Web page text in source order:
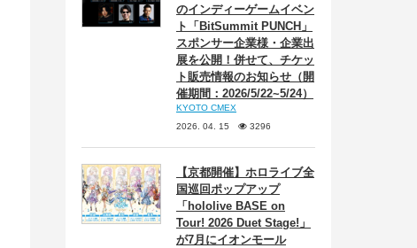
のインディーゲームイベン
ト「BitSummit PUNCH」
スポンサー企業様・企業出
展を公開！併せて、チケッ
ト販売情報のお知らせ（開
催期間：2026/5/22~5/24）
KYOTO CMEX
2026. 04. 15
3296
【京都開催】ホロライブ全
国巡回ポップアップ
「hololive BASE on
Tour! 2026 Duet Stage!」
が7月にイオンモール